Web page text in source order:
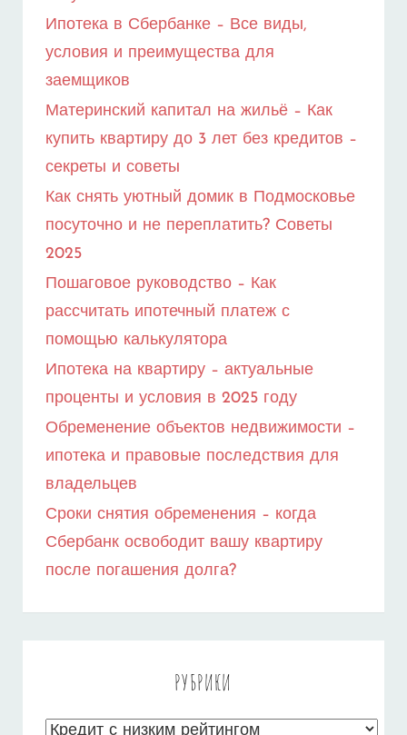
Ипотека в Сбербанке – Все виды,
условия и преимущества для
заемщиков
Материнский капитал на жильё – Как
купить квартиру до 3 лет без кредитов –
секреты и советы
Как снять уютный домик в Подмосковье
посуточно и не переплатить? Советы
2025
Пошаговое руководство – Как
рассчитать ипотечный платеж с
помощью калькулятора
Ипотека на квартиру – актуальные
проценты и условия в 2025 году
Обременение объектов недвижимости –
ипотека и правовые последствия для
владельцев
Сроки снятия обременения – когда
Сбербанк освободит вашу квартиру
после погашения долга?
РУБРИКИ
Рубрики